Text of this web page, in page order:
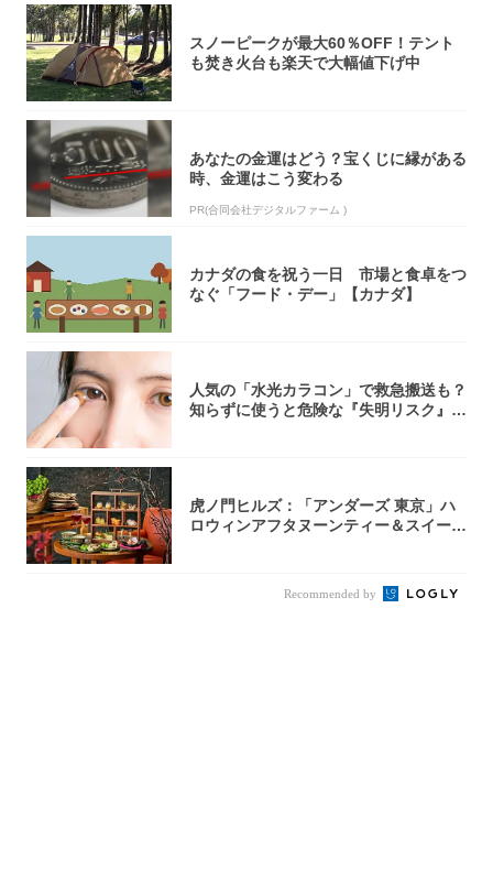
スノーピークが最大60％OFF！テント
も焚き火台も楽天で大幅値下げ中
あなたの金運はどう？宝くじに縁がある
時、金運はこう変わる
PR(合同会社デジタルファーム )
カナダの食を祝う一日 市場と食卓をつ
なぐ「フード・デー」【カナダ】
人気の「水光カラコン」で救急搬送も？
知らずに使うと危険な『失明リスク』と
虎ノ門ヒルズ：「アンダーズ 東京」ハ
ロウィンアフタヌーンティー＆スイーツ
Recommended by